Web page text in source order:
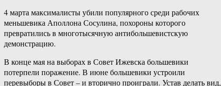
4 марта максималисты убили популярного среди рабочих
меньшевика Аполлона Сосулина, похороны которого
превратились в многотысячную антибольшевистскую
демонстрацию.
В конце мая на выборах в Совет Ижевска большевики
потерпели поражение. В июне большевики устроили
перевыборы в Совет – и вторично проиграли. Устав делать вид,